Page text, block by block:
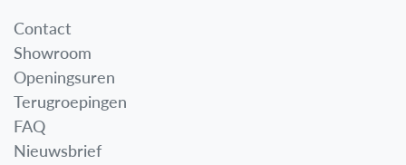
Contact
Showroom
Openingsuren
Terugroepingen
FAQ
Nieuwsbrief